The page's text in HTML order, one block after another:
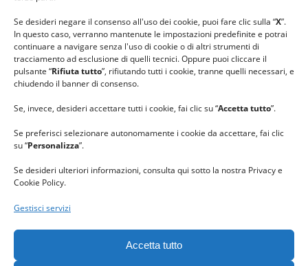
Se desideri negare il consenso all'uso dei cookie, puoi fare clic sulla “X”.
In questo caso, verranno mantenute le impostazioni predefinite e potrai
continuare a navigare senza l'uso di cookie o di altri strumenti di
tracciamento ad esclusione di quelli tecnici. Oppure puoi cliccare il
pulsante “Rifiuta tutto”, rifiutando tutti i cookie, tranne quelli necessari, e
chiudendo il banner di consenso.
Se, invece, desideri accettare tutti i cookie, fai clic su “Accetta tutto”.
Se preferisci selezionare autonomamente i cookie da accettare, fai clic
su “Personalizza”.
Se desideri ulteriori informazioni, consulta qui sotto la nostra Privacy e
Cookie Policy.
Gestisci servizi
Accetta tutto
#ilcaloredellempatia